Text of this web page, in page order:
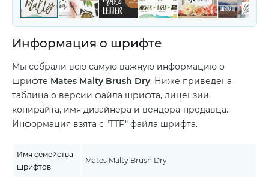
Информация о шрифте
Мы собрали всю самую важную информацию о
шрифте Mates Malty Brush Dry. Ниже приведена
таблица о версии файла шрифта, лицензии,
копирайта, имя дизайнера и вендора-продавца.
Информация взята с "TTF" файла шрифта.
Имя семейства
шрифтов
Mates Malty Brush Dry